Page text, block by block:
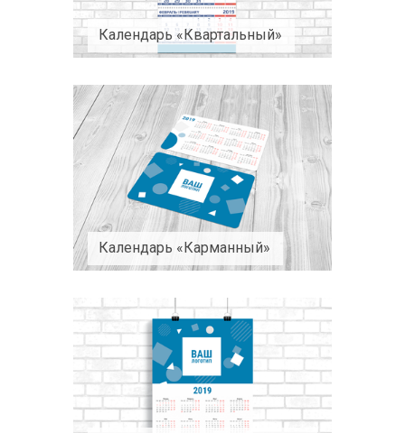
Календарь «Квартальный»
Календарь «Карманный»